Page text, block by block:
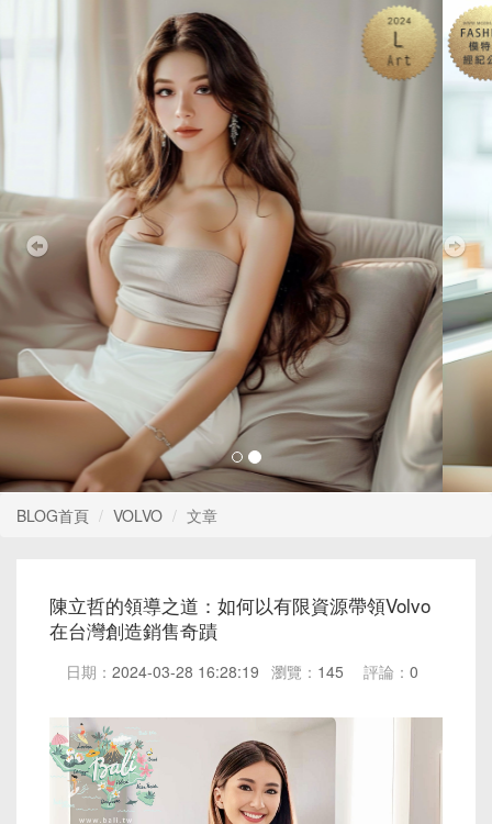
BLOG首頁 VOLVO 文章
陳立哲的領導之道：如何以有限資源帶領Volvo
在台灣創造銷售奇蹟
日期： 2024-03-28 16:28:19 瀏覽： 145 評論： 0